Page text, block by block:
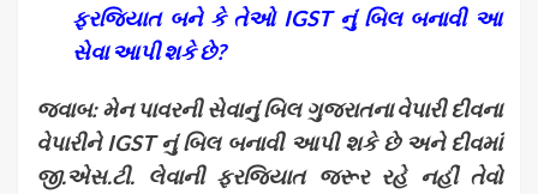
ફરજિયાત બને કે તેઓ IGST નું બિલ બનાવી આ
સેવા આપી શકે છે?
જવાબ: મેન પાવરની સેવાનું બિલ ગુજરાતના વેપારી દીવના
વેપારીને IGST નું બિલ બનાવી આપી શકે છે અને દીવમાં
જી.એસ.ટી. લેવાની ફરજિયાત જરૂર રહે નહીં તેવો